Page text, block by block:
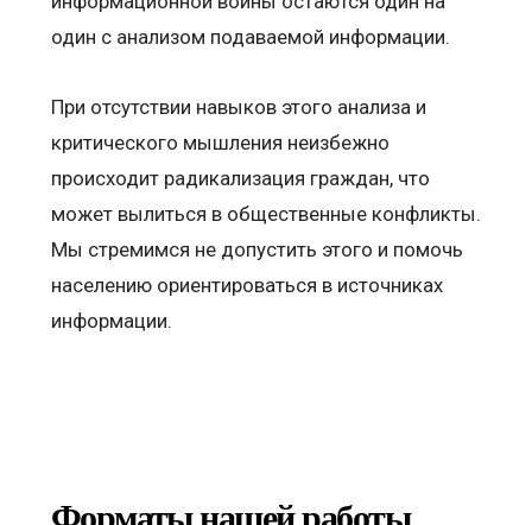
один с анализом подаваемой информации.
При отсутствии навыков этого анализа и
критического мышления неизбежно
происходит радикализация граждан, что
может вылиться в общественные конфликты.
Мы стремимся не допустить этого и помочь
населению ориентироваться в источниках
информации.